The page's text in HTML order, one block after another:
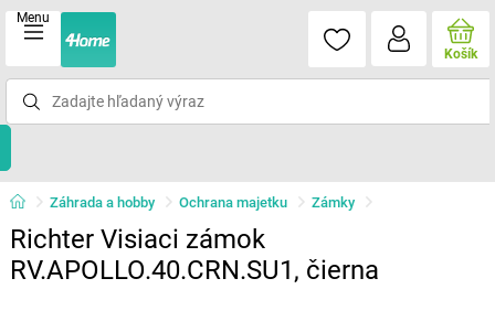
Menu
Košík
Záhrada a hobby Ochrana majetku Zámky
Richter Visiaci zámok
RV.APOLLO.40.CRN.SU1​, čierna